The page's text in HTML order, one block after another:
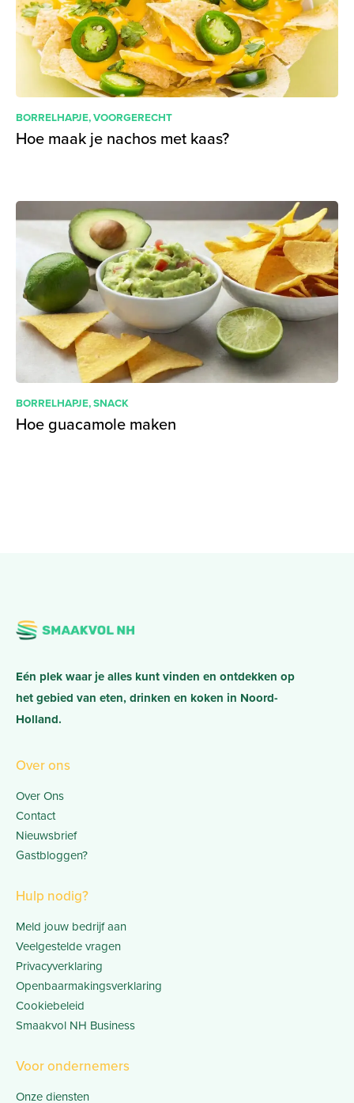
BORRELHAPJE,VOORGERECHT
Hoe maak je nachos met kaas?
BORRELHAPJE,SNACK
Hoe guacamole maken
Eén plek waar je alles kunt vinden en ontdekken op
het gebied van eten, drinken en koken in Noord-
Holland.
Over ons
Over Ons
Contact
Nieuwsbrief
Gastbloggen?
Hulp nodig?
Meld jouw bedrijf aan
Veelgestelde vragen
Privacyverklaring
Openbaarmakingsverklaring
Cookiebeleid
Smaakvol NH Business
Voor ondernemers
Onze diensten